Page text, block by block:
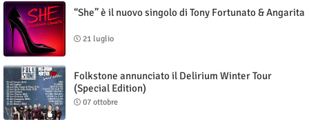
“She” è il nuovo singolo di Tony Fortunato & Angarita
21 luglio
Folkstone annunciato il Delirium Winter Tour
(Special Edition)
07 ottobre